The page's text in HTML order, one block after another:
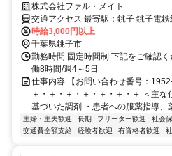
株式会社ファル・メイト
交通アクセス 最
時給3,000円以上
千葉県銚子市
勤務時間 固定時間制 下記をご確認
働8時間/週4～5日
仕事内容 【お問い合わせ番号：
＋・＋・＋・＋・＋・＋・＋ ＜主
基づいた調剤 ・患者への服薬指導、
主婦・主夫歓迎 長期 フリーター歓迎 社会
交通費全額支給
経験者歓迎 有資格者歓迎